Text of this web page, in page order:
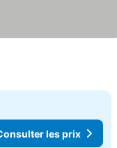
les prix